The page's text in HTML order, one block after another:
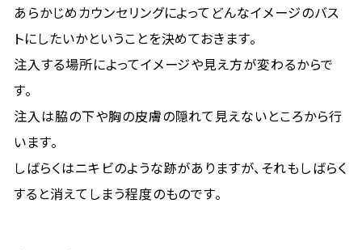
あらかじめカウンセリングによってどんなイメージのバス
トにしたいかということを決めておきます。
注入する場所によってイメージや見え方が変わるからで
す。
注入は脇の下や胸の皮膚の隠れて見えないところから行
います。
しばらくはニキビのような跡がありますが、それもしばらく
すると消えてしまう程度のものです。